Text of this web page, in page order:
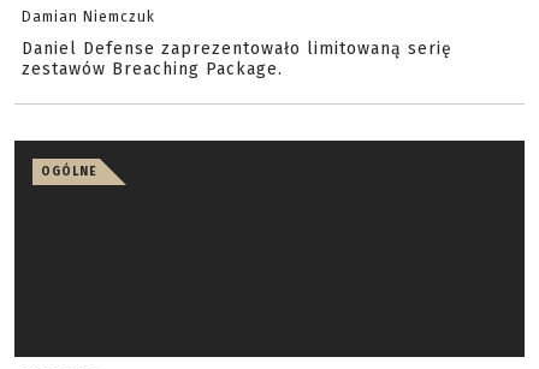
Damian Niemczuk
Daniel Defense zaprezentowało limitowaną serię
zestawów Breaching Package.
OGÓLNE